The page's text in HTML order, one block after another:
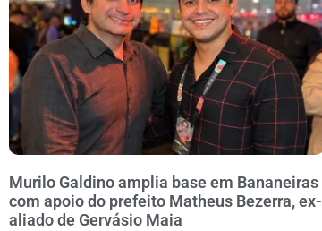
Murilo Galdino amplia base em Bananeiras
com apoio do prefeito Matheus Bezerra, ex-
aliado de Gervásio Maia